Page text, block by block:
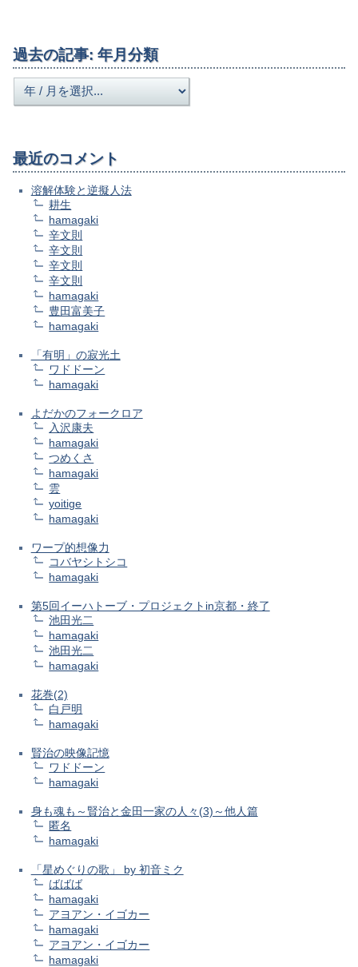
過去の記事: 年月分類
最近のコメント
溶解体験と逆擬人法
耕生
hamagaki
辛文則
辛文則
辛文則
辛文則
hamagaki
豊田富美子
hamagaki
「有明」の寂光土
ワドドーン
hamagaki
よだかのフォークロア
入沢康夫
hamagaki
つめくさ
hamagaki
雲
yoitige
hamagaki
ワープ的想像力
コバヤシトシコ
hamagaki
第5回イーハトーブ・プロジェクトin京都・終了
池田光二
hamagaki
池田光二
hamagaki
花巻(2)
白戸明
hamagaki
賢治の映像記憶
ワドドーン
hamagaki
身も魂も～賢治と金田一家の人々(3)～他人篇
匿名
hamagaki
「星めぐりの歌」 by 初音ミク
ばばば
hamagaki
アヨアン・イゴカー
hamagaki
アヨアン・イゴカー
hamagaki